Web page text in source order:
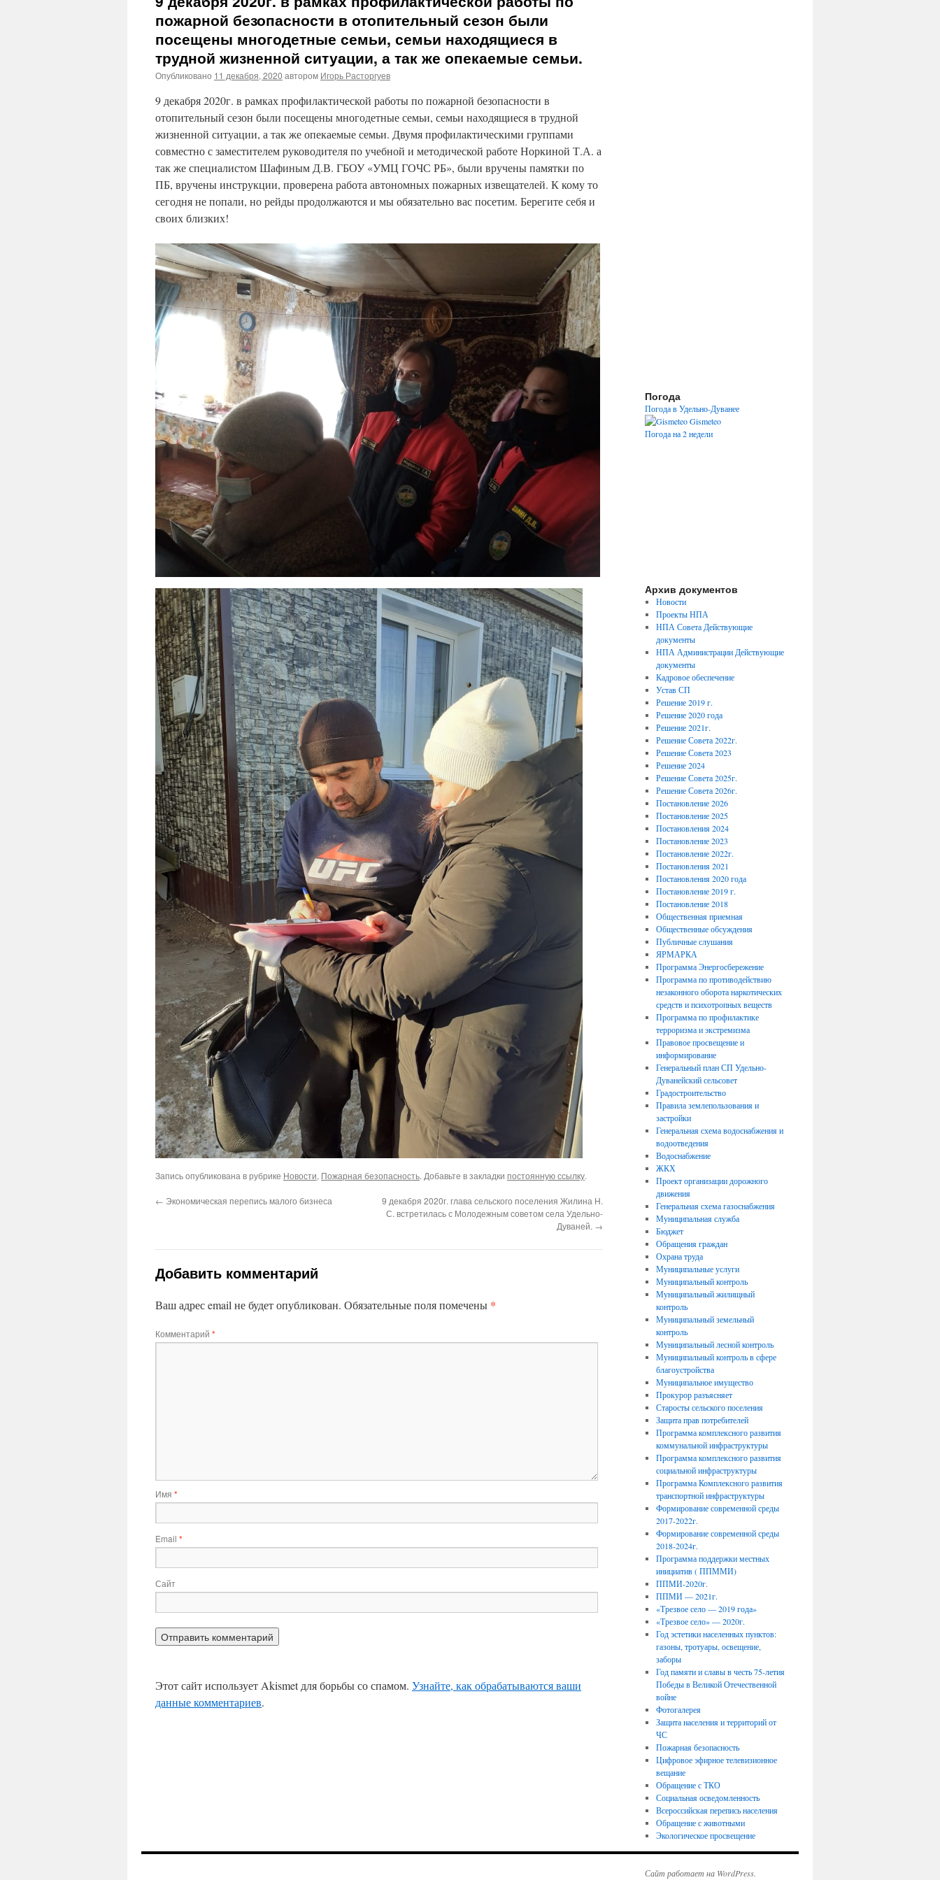
пожарной безопасности в отопительный сезон были
посещены многодетные семьи, семьи находящиеся в
трудной жизненной ситуации, а так же опекаемые семьи.
Опубликовано 11 декабря, 2020 автором Игорь Расторгуев
9 декабря 2020г. в рамках профилактической работы по пожарной безопасности в
отопительный сезон были посещены многодетные семьи, семьи находящиеся в трудной
жизненной ситуации, а так же опекаемые семьи. Двумя профилактическими группами
совместно с заместителем руководителя по учебной и методической работе Норкиной Т.А. а
так же специалистом Шафиным Д.В. ГБОУ «УМЦ ГОЧС РБ», были вручены памятки по
ПБ, вручены инструкции, проверена работа автономных пожарных извещателей. К кому то
сегодня не попали, но рейды продолжаются и мы обязательно вас посетим. Берегите себя и
своих близких!
Запись опубликована в рубрике Новости, Пожарная безопасность. Добавьте в закладки постоянную ссылку.
← Экономическая перепись малого бизнеса
9 декабря 2020г. глава сельского поселения Жилина Н.
С. встретилась с Молодежным советом села Удельно-
Дуваней. →
Добавить комментарий
Ваш адрес email не будет опубликован. Обязательные поля помечены *
Комментарий *
Имя *
Email *
Сайт
Этот сайт использует Akismet для борьбы со спамом. Узнайте, как обрабатываются ваши
данные комментариев.
Погода
Погода в Удельно-Дуванее
Gismeteo
Погода на 2 недели
Архив документов
Новости
Проекты НПА
НПА Совета Действующие
документы
НПА Администрации Действующие
документы
Кадровое обеспечение
Устав СП
Решение 2019 г.
Решение 2020 года
Решение 2021г.
Решение Совета 2022г.
Решение Совета 2023
Решение 2024
Решение Совета 2025г.
Решение Совета 2026г.
Постановление 2026
Постановление 2025
Постановления 2024
Постановление 2023
Постановление 2022г.
Постановления 2021
Постановления 2020 года
Постановление 2019 г.
Постановление 2018
Общественная приемная
Общественные обсуждения
Публичные слушания
ЯРМАРКА
Программа Энергосбережение
Программа по противодействию
незаконного оборота наркотических
средств и психотропных веществ
Программа по профилактике
терроризма и экстремизма
Правовое просвещение и
информирование
Генеральный план СП Удельно-
Дуванейский сельсовет
Градостроительство
Правила землепользования и
застройки
Генеральная схема водоснабжения и
водоотведения
Водоснабжение
ЖКХ
Проект организации дорожного
движения
Генеральная схема газоснабжения
Муниципальная служба
Бюджет
Обращения граждан
Охрана труда
Муниципальные услуги
Муниципальный контроль
Муниципальный жилищный
контроль
Муниципальный земельный
контроль
Муниципальный лесной контроль
Муниципальный контроль в сфере
благоустройства
Муниципальное имущество
Прокурор разъясняет
Старосты сельского поселения
Защита прав потребителей
Программа комплексного развития
коммунальной инфраструктуры
Программа комплексного развития
социальной инфраструктуры
Программа Комплексного развития
транспортной инфраструктуры
Формирование современной среды
2017-2022г.
Формирование современной среды
2018-2024г.
Программа поддержки местных
инициатив ( ППММИ)
ППМИ-2020г.
ППМИ — 2021г.
«Трезвое село — 2019 года»
«Трезвое село» — 2020г.
Год эстетики населенных пунктов:
газоны, тротуары, освещение,
заборы
Год памяти и славы в честь 75-летия
Победы в Великой Отечественной
войне
Фотогалерея
Защита населения и территорий от
ЧС
Пожарная безопасность
Цифровое эфирное телевизионное
вещание
Обращение с ТКО
Социальная осведомленность
Всероссийская перепись населения
Обращение с животными
Экологическое просвещение
Сайт работает на WordPress.